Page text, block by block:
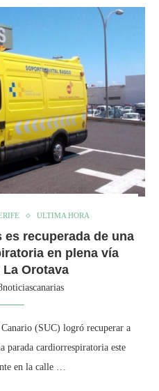
ULTIMA HORA
es recuperada de una
en plena vía
Orotava
(SUC) logró recuperar a
parada cardiorrespiratoria este
en la calle …